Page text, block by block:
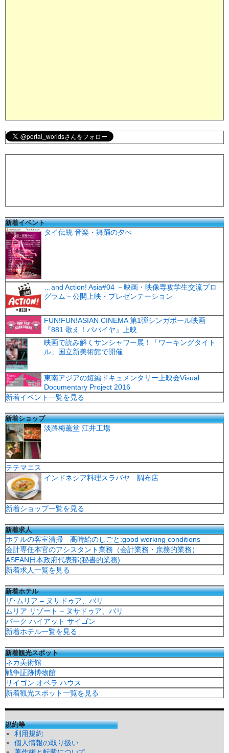
新着イベント
タイ伝統 音楽・舞踊の夕べ
…and Action! Asia#04 －映画・映像専攻学生交流プロ
グラム－公開上映・プレゼンテーション
FUN!FUN!ASIAN CINEMA 第1弾シンガポール映画
『881 歌え！パパイヤ』上映
映画で読み解くサンシャワー展！「ワーキングタイト
ル」国立新美術館で開催
東南アジアの短編ドキュメンタリー上映会Visual
Documentary Project 2016
新着イベント一覧を見る
新着ショップ
淡路梅薫堂 江井工場
テテマニス
インドネシア料理スラバヤ 調布店
新着ショップ一覧を見る
新着求人
ホテルの客室清掃 高時給のしごと:good working conditions
会計専任本官のアシスタント業務（会計業務・庶務的業務）
ASEAN日本政府代表部(秘書的業務)
新着求人一覧を見る
新着ホテル
ザ･ムリア – ヌサドゥア、バリ
ムリア リゾート – ヌサドゥア、バリ
パーク ハイアット サイゴン
新着ホテル一覧を見る
新着観光スポット
ネカ美術館
戦争証跡博物館
サイゴン オペラ ハウス
新着観光スポット一覧を見る
規約等
利用規約
個人情報の取り扱い